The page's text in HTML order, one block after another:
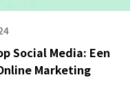
Social Media: Een
Marketing